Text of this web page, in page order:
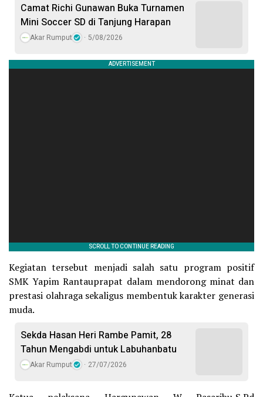
Camat Richi Gunawan Buka Turnamen
Mini Soccer SD di Tanjung Harapan
Akar Rumput 5/08/2026
Kegiatan tersebut menjadi salah satu program positif
SMK Yapim Rantauprapat dalam mendorong minat dan
prestasi olahraga sekaligus membentuk karakter generasi
muda.
Sekda Hasan Heri Rambe Pamit, 28
Tahun Mengabdi untuk Labuhanbatu
Akar Rumput 27/07/2026